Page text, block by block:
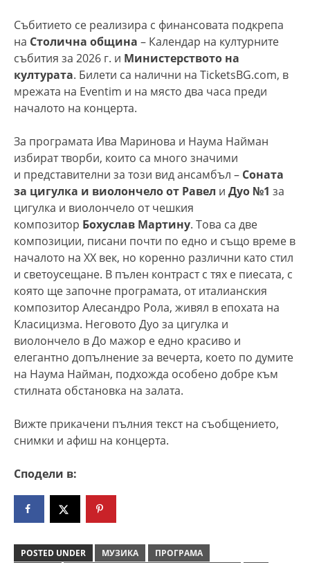
Събитието се реализира с финансовата подкрепа
на Столична община – Календар на културните
събития за 2026 г. и Министерството на
културата. Билети са налични на TicketsBG.com, в
мрежата на Eventim и на място два часа преди
началото на концерта.
За програмата Ива Маринова и Наума Найман
избират творби, които са много значими
и представителни за този вид ансамбъл – Соната
за цигулка и виолончело от Равел и Дуо №1 за
цигулка и виолончело от чешкия
композитор Бохуслав Мартину. Това са две
композиции, писани почти по едно и също време в
началото на ХХ век, но коренно различни като стил
и светоусещане. В пълен контраст с тях е пиесата, с
която ще започне програмата, от италианския
композитор Алесандро Рола, живял в епохата на
Класицизма. Неговото Дуо за цигулка и
виолончело в До мажор е едно красиво и
елегантно допълнение за вечерта, което по думите
на Наума Найман, подхожда особено добре към
стилната обстановка на залата.
Вижте прикачени пълния текст на съобщението,
снимки и афиш на концерта.
Сподели в:
POSTED UNDER МУЗИКА
ПРОГРАМА